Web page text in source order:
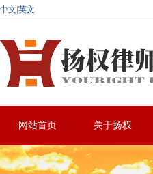
中文 英文
网站首页 关于扬权